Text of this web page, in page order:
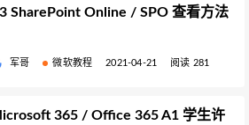
SharePoint Online / SPO 查看方法
军哥 微软教程 2021-04-21 阅读 281
365 / Office 365 A1 学生许